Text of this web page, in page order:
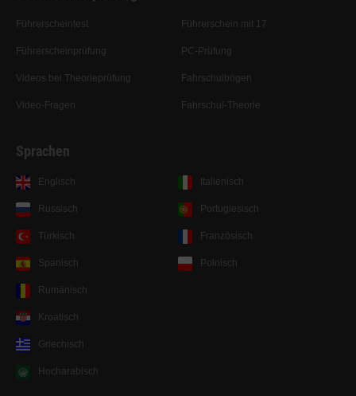
Führerscheintest
Führerscheinprüfung
Videos bei Theorieprüfung
Video-Fragen
Führerschein mit 17
PC-Prüfung
Fahrschulbögen
Fahrschul-Theorie
Sprachen
Englisch
Russisch
Türkisch
Spanisch
Italienisch
Portugiesisch
Französisch
Polnisch
Rumänisch
Kroatisch
Griechisch
Hocharabisch